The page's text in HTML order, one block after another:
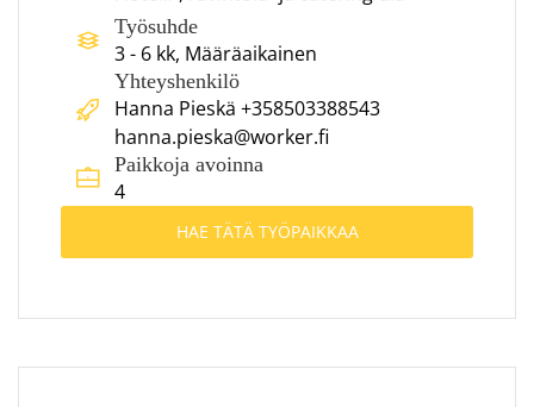
Työsuhde
3 - 6 kk, Määräaikainen
Yhteyshenkilö
Hanna Pieskä +358503388543
hanna.pieska@worker.fi
Paikkoja avoinna
4
HAE TÄTÄ TYÖPAIKKAA